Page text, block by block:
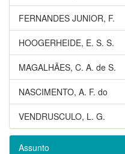
FERNANDES JUNIOR, F.
HOOGERHEIDE, E. S. S.
MAGALHÃES, C. A. de S.
NASCIMENTO, A. F. do
VENDRUSCULO, L. G.
Assunto